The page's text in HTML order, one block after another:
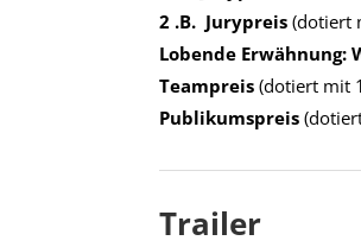
2 .B. Jurypreis (dotiert
Lobende Erwähnung:
Teampreis (dotiert mit
Publikumspreis
Trailer